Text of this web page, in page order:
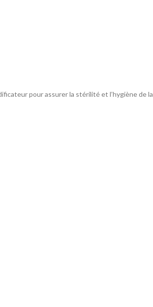
pour assurer la stérilité et l’hygiène de la